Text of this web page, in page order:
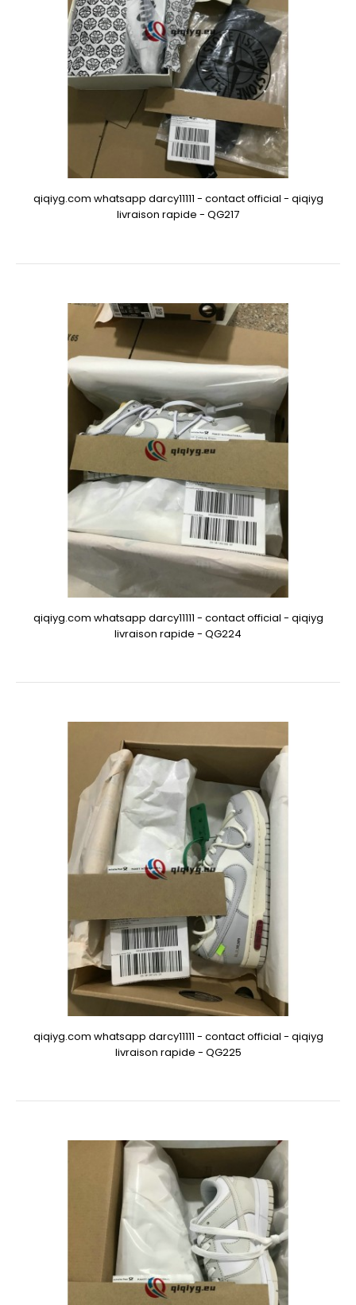
qiqiyg.com whatsapp darcy11111 - contact official - qiqiyg
livraison rapide - QG217
qiqiyg.com whatsapp darcy11111 - contact official - qiqiyg
livraison rapide - QG224
qiqiyg.com whatsapp darcy11111 - contact official - qiqiyg
livraison rapide - QG225